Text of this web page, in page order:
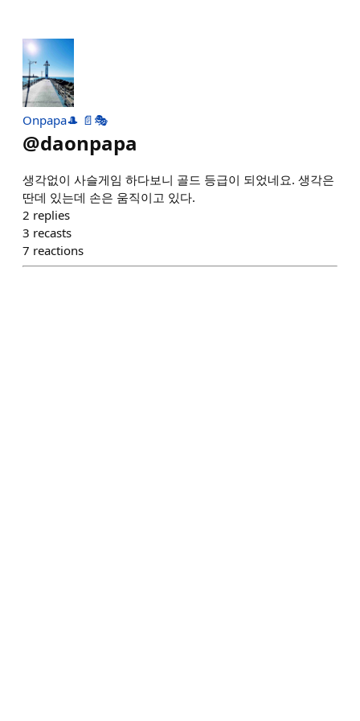
Onpapa🎩 📄🎭
@daonpapa
생각없이 사슬게임 하다보니 골드 등급이 되었네요. 생각은
딴데 있는데 손은 움직이고 있다.
2 replies
3 recasts
7 reactions